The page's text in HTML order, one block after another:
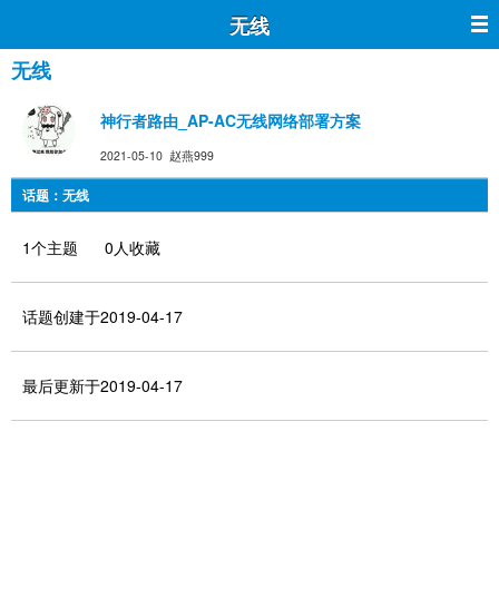
无线
无线
神行者路由_AP-AC无线网络部署方案
2021-05-10 赵燕999
话题：无线
1个主题 0人收藏
话题创建于2019-04-17
最后更新于2019-04-17